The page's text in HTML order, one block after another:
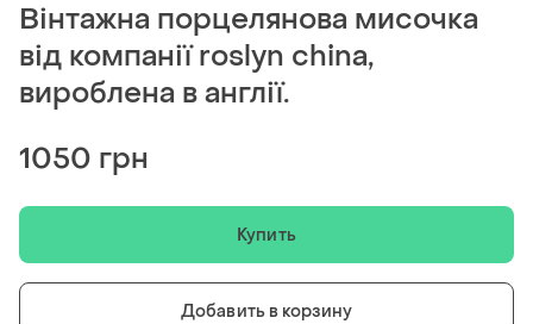
Вінтажна порцелянова мисочка
від компанії roslyn china,
вироблена в англії.
1050 грн
Купить
Добавить в корзину